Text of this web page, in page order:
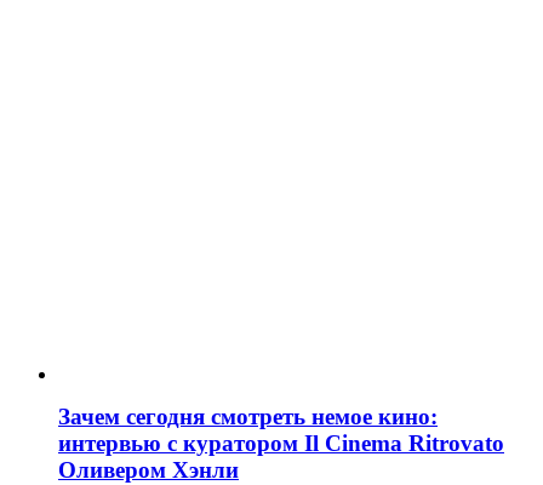
Зачем сегодня смотреть немое кино:
интервью с куратором Il Cinema Ritrovato
Оливером Хэнли